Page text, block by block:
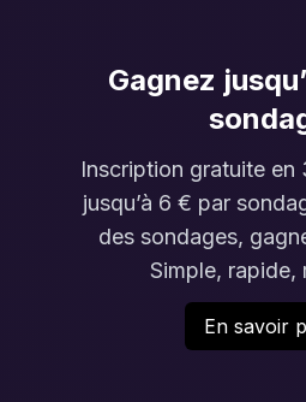
Gagnez
Inscription gratuite en
jusqu’à 6 € par
des sondages,
Simple, rapide,
En savoir